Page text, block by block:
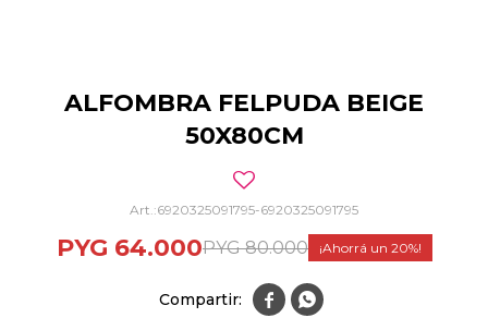
ALFOMBRA FELPUDA BEIGE
50X80CM
6920325091795-6920325091795
PYG 64.000PYG 80.000 20
 